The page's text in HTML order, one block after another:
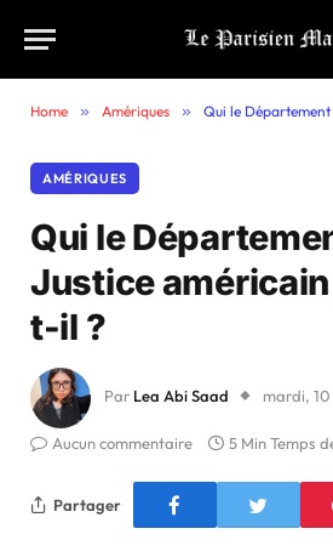
Home » Amériques » Qui le Département de
AMÉRIQUES
Qui le
Justice
t-il ?
Par Lea Abi Saad mardi,
Aucun commentaire 5 Min Temps
Partager